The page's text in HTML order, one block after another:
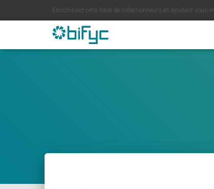
Enrichissez cette base de collectionneurs en ajoutant vous